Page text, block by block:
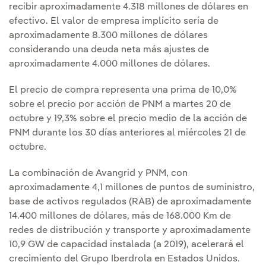
recibir aproximadamente 4.318 millones de dólares en
efectivo. El valor de empresa implícito sería de
aproximadamente 8.300 millones de dólares
considerando una deuda neta más ajustes de
aproximadamente 4.000 millones de dólares.
El precio de compra representa una prima de 10,0%
sobre el precio por acción de PNM a martes 20 de
octubre y 19,3% sobre el precio medio de la acción de
PNM durante los 30 días anteriores al miércoles 21 de
octubre.
La combinación de Avangrid y PNM, con
aproximadamente 4,1 millones de puntos de suministro,
base de activos regulados (RAB) de aproximadamente
14.400 millones de dólares, más de 168.000 Km de
redes de distribución y transporte y aproximadamente
10,9 GW de capacidad instalada (a 2019), acelerará el
crecimiento del Grupo Iberdrola en Estados Unidos.